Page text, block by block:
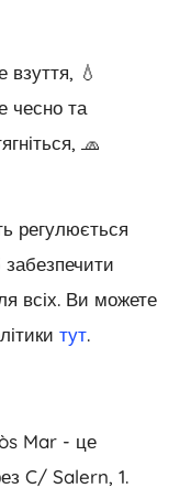
взуття, 💧
чесно та
🧢
регулюється
всіх. Ви можете
тут.
Mar - це
C/ Salern, 1.